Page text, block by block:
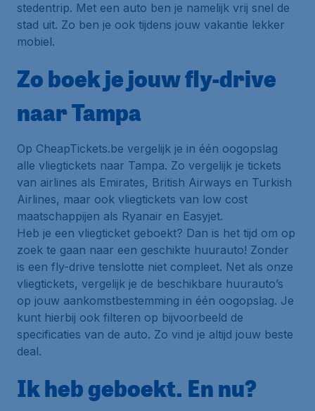
stedentrip. Met een auto ben je namelijk vrij snel de
stad uit. Zo ben je ook tijdens jouw vakantie lekker
mobiel.
Zo boek je jouw fly-drive
naar Tampa
Op CheapTickets.be vergelijk je in één oogopslag
alle vliegtickets naar Tampa. Zo vergelijk je tickets
van airlines als Emirates, British Airways en Turkish
Airlines, maar ook vliegtickets van low cost
maatschappijen als Ryanair en Easyjet.
Heb je een vliegticket geboekt? Dan is het tijd om op
zoek te gaan naar een geschikte huurauto! Zonder
is een fly-drive tenslotte niet compleet. Net als onze
vliegtickets, vergelijk je de beschikbare huurauto’s
op jouw aankomstbestemming in één oogopslag. Je
kunt hierbij ook filteren op bijvoorbeeld de
specificaties van de auto. Zo vind je altijd jouw beste
deal.
Ik heb geboekt. En nu?